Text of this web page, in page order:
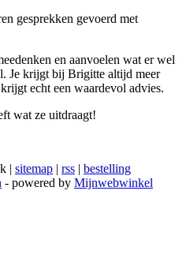
gesprekken gevoerd met
en aanvoelen wat er wel
Je krijgt bij Brigitte altijd meer
echt een waardevol advies.
wat ze uitdraagt!
| sitemap | rss | bestelling
- powered by Mijnwebwinkel